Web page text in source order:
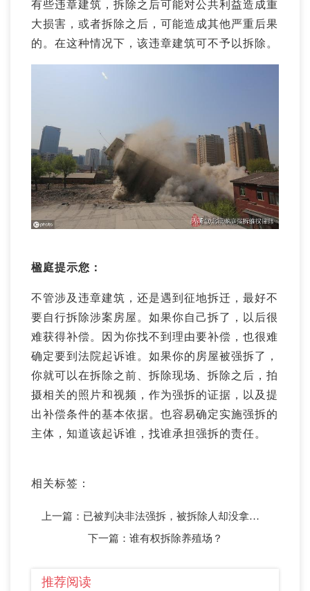
有些违章建筑，拆除之后可能对公共利益造成重
大损害，或者拆除之后，可能造成其他严重后果
的。在这种情况下，该违章建筑可不予以拆除。
楹庭提示您：
不管涉及违章建筑，还是遇到征地拆迁，最好不
要自行拆除涉案房屋。如果你自己拆了，以后很
难获得补偿。因为你找不到理由要补偿，也很难
确定要到法院起诉谁。如果你的房屋被强拆了，
你就可以在拆除之前、拆除现场、拆除之后，拍
摄相关的照片和视频，作为强拆的证据，以及提
出补偿条件的基本依据。也容易确定实施强拆的
主体，知道该起诉谁，找谁承担强拆的责任。
相关标签：
上一篇： 已被判决非法强拆，被拆除人却没拿到1分钱补偿，这是怎么回事？
下一篇： 谁有权拆除养殖场？
推荐阅读